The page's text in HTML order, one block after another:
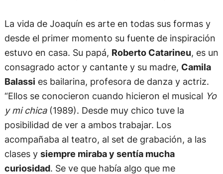
La vida de Joaquín es arte en todas sus formas y
desde el primer momento su fuente de inspiración
estuvo en casa. Su papá, Roberto Catarineu, es un
consagrado actor y cantante y su madre, Camila
Balassi es bailarina, profesora de danza y actriz.
“Ellos se conocieron cuando hicieron el musical Yo
y mi chica(1989). Desde muy chico tuve la
posibilidad de ver a ambos trabajar. Los
acompañaba al teatro, al set de grabación, a las
clases y siempre miraba y sentía mucha
curiosidad. Se ve que había algo que me